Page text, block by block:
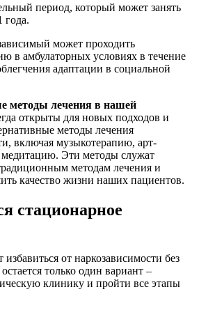
период, который может занять
года.
может проходить
в амбулаторных условиях в течение
адаптации в социальной
методы лечения в нашей
открыты для новых подходов и
методы лечения
включая музыкотерапию, арт-
Эти методы служат
методам лечения и
качество жизни наших пациентов.
стационарное
от наркозависимости без
только один вариант –
клинику и пройти все этапы